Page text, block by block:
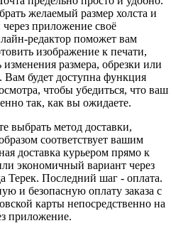
желаемый размер холста и
через приложение своё
редактор поможет вам
изображение к печати,
размера, обрезки или
Вам будет доступна функция
чтобы убедиться, что ваш
так, как вы ожидаете.
выбрать метод доставки,
соответствует вашим
доставка курьером прямо к
экономичный вариант через
Терек. Последний шаг - оплата.
и безопасную оплату заказа с
карты непосредственно на
приложение.